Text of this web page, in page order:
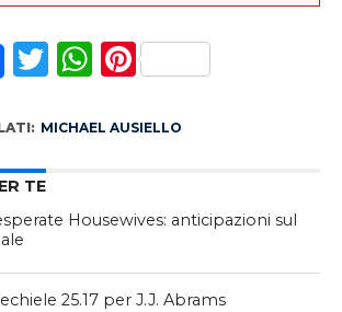
Twitter
WhatsApp
Pinterest
MICHAEL AUSIELLO
TE
Housewives: anticipazioni sul
25.17 per J.J. Abrams